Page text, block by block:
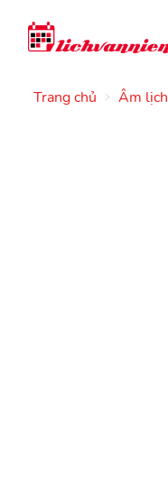
Trang chủ Âm lịch